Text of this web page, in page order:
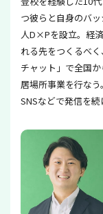
つ彼らと自身のバ
人D×Pを設立。経
れる先をつくるべ
チャット」で全国
居場所事業を行なう
SNSなどで発信を続